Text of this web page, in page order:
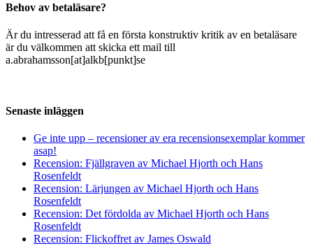
Behov av betaläsare?
Är du intresserad att få en första konstruktiv kritik av en betaläsare
är du välkommen att skicka ett mail till
a.abrahamsson[at]alkb[punkt]se
Senaste inläggen
Ge inte upp – recensioner av era recensionsexemplar kommer
asap!
Recension: Fjällgraven av Michael Hjorth och Hans
Rosenfeldt
Recension: Lärjungen av Michael Hjorth och Hans
Rosenfeldt
Recension: Det fördolda av Michael Hjorth och Hans
Rosenfeldt
Recension: Flickoffret av James Oswald